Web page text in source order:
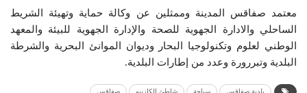
معتمد صفاقس المدينة وممثلين عن وكالة حماية وتهيئة الشريط
الساحلي والادارة الجهوية للصحة والإدارة الجهوية للبيئة والمعهد
الوطني لعلوم وتكنولوجيا البحار وديوان الموانئ البحرية والشرطة
البلدية وتبررورة وعدد من إطارات البلدية.
بلدية صفاقس سباحة شاطئ الكازينو صفاقس